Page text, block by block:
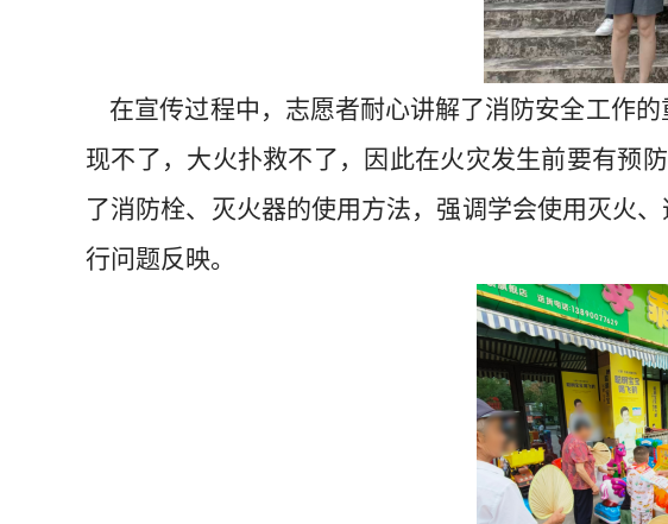
在宣传过程中，志愿者耐心讲解了消防安全工作
现不了，大火扑救不了，因此在火灾发生前要有预
了消防栓、灭火器的使用方法，强调学会使用灭火
行问题反映。